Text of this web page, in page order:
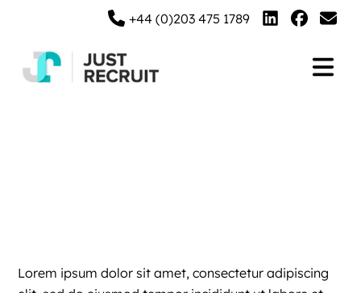
+44 (0)203 475 1789
Lorem ipsum dolor sit amet, consectetur adipiscing